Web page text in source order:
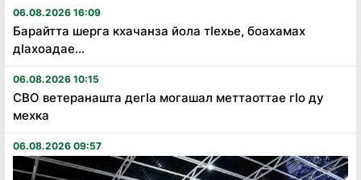
06.08.2026 16:09
Барайтта шерга кхачанза йола тӏехье, боахамах
дӏахоадае...
06.08.2026 10:15
СВО ветеранашта дегӏа могашал меттаоттае гӏо ду
мехка
06.08.2026 09:57